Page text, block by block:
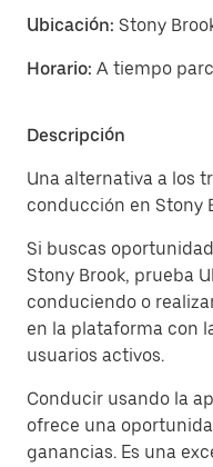
Ubicación: Stony
Horario: A tiempo
Descripción
Una alternativa a los
conducción en Stony
Si buscas
Stony Brook, prueba
conduciendo o
en la plataforma con
usuarios activos.
Conducir usando la
ofrece una
ganancias. Es una